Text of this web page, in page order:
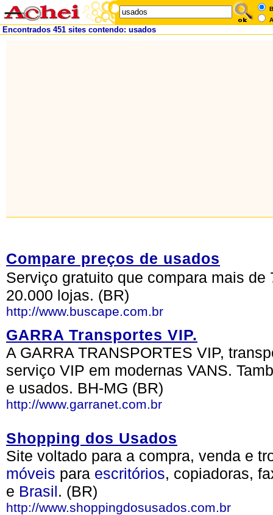
Encontrados 451 sites contendo: usados
Compare preços de usados
Serviço gratuito que compara mais
20.000 lojas. (BR)
http://www.buscape.com.br
GARRA Transportes VIP.
A GARRA TRANSPORTES VIP,
serviço VIP em modernas VANS.
e usados. BH-MG (BR)
http://www.garranet.com.br
Shopping dos Usados
Site voltado para a compra, venda e
móveis para escritórios, copiadoras,
e Brasil. (BR)
http://www.shoppingdosusados.com.br